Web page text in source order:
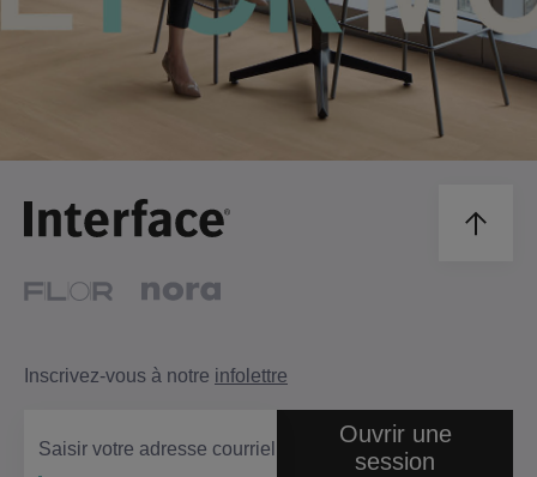
Inscrivez-vous à notre infolettre
Saisir votre adresse courriel
Ouvrir une
session